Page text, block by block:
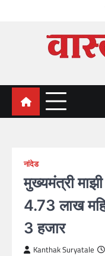
a leading NEWS
नांदेड
मुख्यमंत्री
4.73 लाख
3 हजार
Kanthak Suryatale